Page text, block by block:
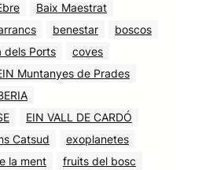
Baix Maestrat
benestar
boscos
dels Ports
coves
Muntanyes de Prades
EIN VALL DE CARDÓ
Catsud
exoplanetes
la ment
fruits del bosc